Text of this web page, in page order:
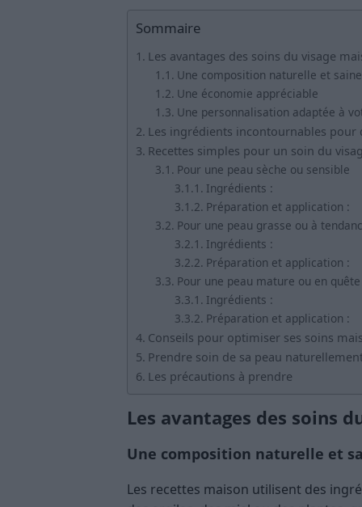
Sommaire
Les avantages des soins du visage
Une composition naturelle et saine
Une économie appréciable
Une personnalisation adaptée à
Les ingrédients incontournables pour
Recettes simples pour un soin du
Pour une peau sèche ou sensible
Ingrédients :
Préparation et application :
Pour une peau grasse ou à
Ingrédients :
Préparation et application :
Pour une peau mature ou en quête
Ingrédients :
Préparation et application :
Conseils pour optimiser ses soins
Prendre soin de sa peau
Les précautions à prendre
Les avantages des soins
Une composition naturelle et
Les recettes maison utilisent des